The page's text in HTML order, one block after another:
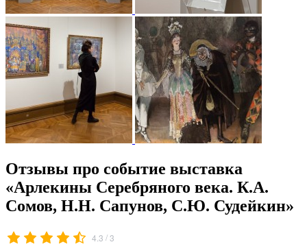
Отзывы про событие выставка
«Арлекины Серебряного века. К.А.
Сомов, Н.Н. Сапунов, С.Ю. Судейкин»
4.3 /3